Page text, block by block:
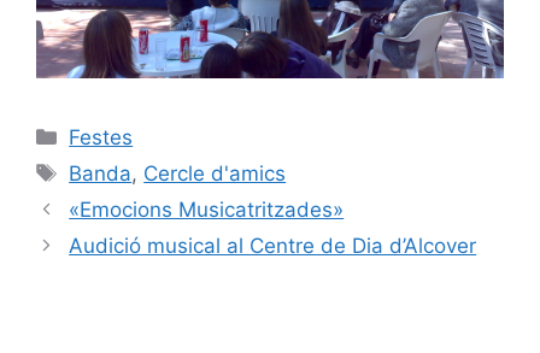
Festes
Banda, Cercle d'amics
«Emocions Musicatritzades»
Audició musical al Centre de Dia d’Alcover